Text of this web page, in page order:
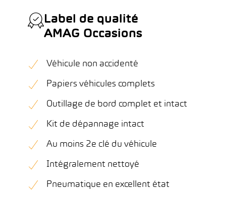
Label de qualité
AMAG Occasions
Véhicule non accidenté
Papiers véhicules complets
Outillage de bord complet et intact
Kit de dépannage intact
Au moins 2e clé du véhicule
Intégralement nettoyé
Pneumatique en excellent état